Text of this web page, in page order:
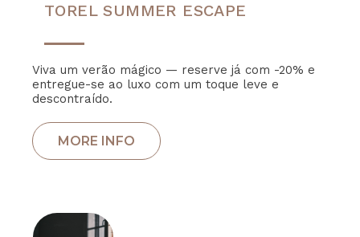
TOREL SUMMER ESCAPE
Viva um verão mágico — reserve já com -20% e
entregue-se ao luxo com um toque leve e
descontraído.